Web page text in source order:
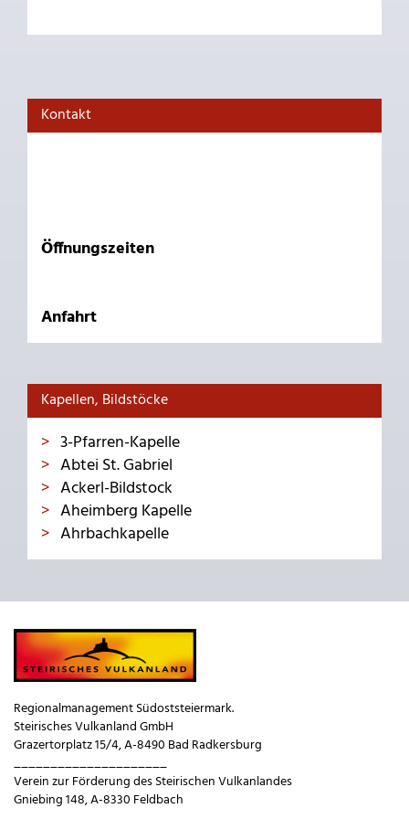
Kontakt
Öffnungszeiten
Anfahrt
Kapellen, Bildstöcke
3-Pfarren-Kapelle
Abtei St. Gabriel
Ackerl-Bildstock
Aheimberg Kapelle
Ahrbachkapelle
Regionalmanagement Südoststeiermark.
Steirisches Vulkanland GmbH
Grazertorplatz 15/4, A-8490 Bad Radkersburg
_____________________
Verein zur Förderung des Steirischen Vulkanlandes
Gniebing 148, A-8330 Feldbach